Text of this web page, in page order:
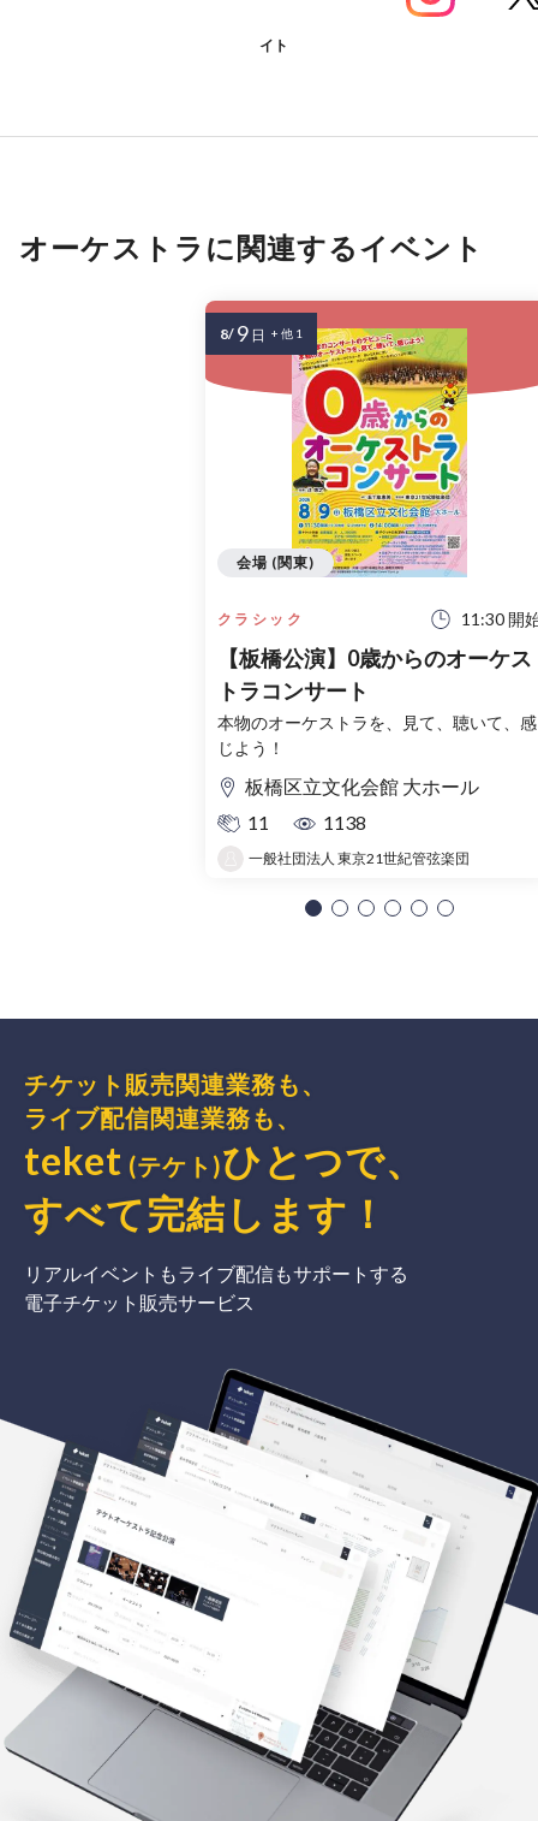
イト
オーケストラに関連するイベント
クラシック 11:30 開
【板橋公演】0歳からのオーケス
トラコンサート
本物のオーケストラを、見て、聴いて、感
じよう！
板橋区立文化会館 大ホール
11
1138
一般社団法人 東京21世紀管弦楽団
会場 (関東)
8/ 9 日 + 他 1
チケット販売関連業務も、
ライブ配信関連業務も、
teket (テケト)ひとつで、
すべて完結 します ！
リアルイベントもライブ配信もサポートする
電子チケット販売サービス